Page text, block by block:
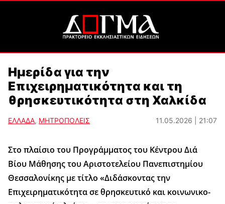
Ημερίδα για την
Επιχειρηματικότητα και τη
θρησκευτικότητα στη Χαλκίδα
ΕΛΛΑΔΑ, ΜΗΤΡΟΠΟΛΕΙΣ 11.05.2026 | 21:07
Στο πλαίσιο του Προγράμματος του Κέντρου Διά
Βίου Μάθησης του Αριστοτελείου Πανεπιστημίου
Θεσσαλονίκης με τίτλο «Διδάσκοντας την
Επιχειρηματικότητα σε θρησκευτικό και κοινωνικο-